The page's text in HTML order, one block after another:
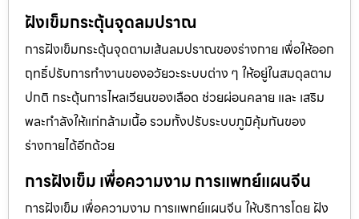
ฝังเข็มกระตุ้นจุดลมปราณ
การฝังเข็มกระตุ้นจุดตามเส้นลมปราณของร่างกาย เพื่อให้ออก
ฤทธิ์ปรับการทำงานของอวัยวะระบบต่าง ๆ ให้อยู่ในสมดุลตาม
ปกติ กระตุ้นการไหลเวียนของเลือด ช่วยผ่อนคลาย และ เสริม
พละกำลังให้แก่กล้ามเนื้อ รวมทั้งปรับระบบภูมิคุ้มกันของ
ร่างกายได้อีกด้วย
การฝังเข็ม เพื่อความงาม การแพทย์แผนจีน
การฝังเข็ม เพื่อความงาม การแพทย์แผนจีน ให้บริการโดย ฝัง